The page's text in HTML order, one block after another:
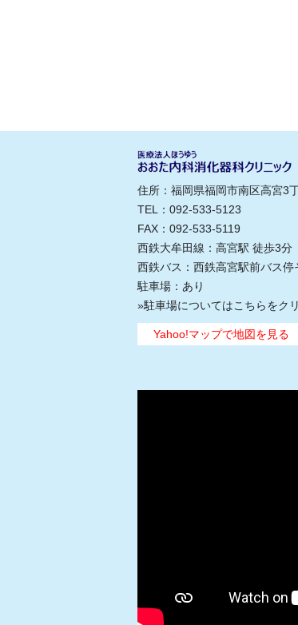
住所：福岡県福岡市南区高宮3
TEL：092-533-5123
FAX：092-533-5119
西鉄大牟田線：高宮駅 徒歩3分
西鉄バス：西鉄高宮駅前バス停
駐車場：あり
»駐車場についてはこちらをク
Yahoo!マップで地図を見る